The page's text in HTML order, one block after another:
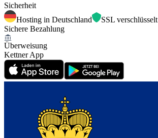
Sicherheit
Hosting in Deutschland
SSL verschlüsselt
Sichere Bezahlung
Überweisung
Kettner App